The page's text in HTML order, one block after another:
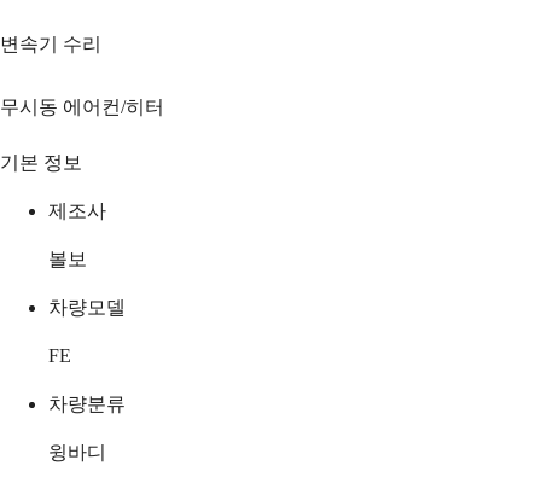
변속기 수리
무시동 에어컨/히터
기본 정보
제조사
볼보
차량모델
FE
차량분류
윙바디